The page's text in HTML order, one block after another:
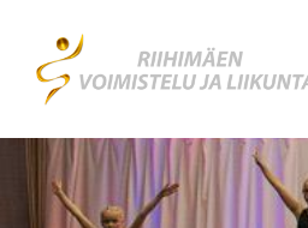
sivun
sisältöön
Riihimäen Voimistelu